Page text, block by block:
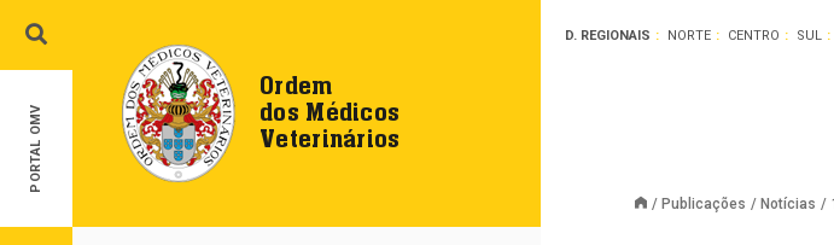
D. REGIONAIS NORTE CENTRO SUL
Publicações Notícias
Ordem
dos Médicos
Veterinários
PORTAL OMV